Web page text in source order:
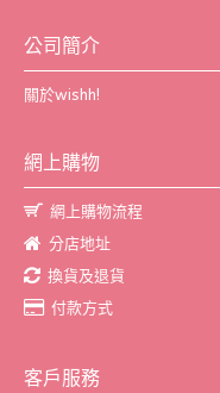
公司簡介
關於wishh!
網上購物
網上購物流程
分店地址
換貨及退貨
付款方式
客戶服務